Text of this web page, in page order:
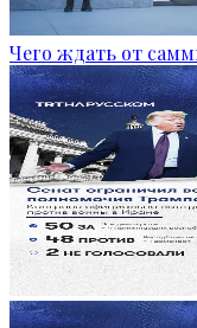
Чего ждать от